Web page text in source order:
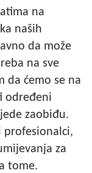
na
naših
da može
na sve
da ćemo se na
određeni
zaobiđu.
profesionalci,
za
tome.